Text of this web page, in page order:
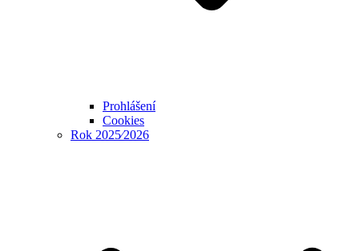
Prohlášení
Cookies
Rok 2025⁄2026